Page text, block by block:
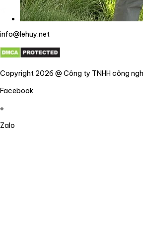
info@lehuy.net
Copyright 2026 @ Công ty TNHH công
Facebook
Zalo